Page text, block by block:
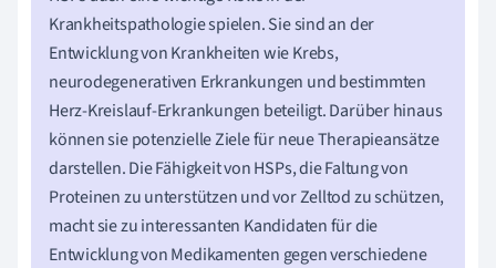
Krankheitspathologie spielen. Sie sind an der
Entwicklung von Krankheiten wie Krebs,
neurodegenerativen Erkrankungen und bestimmten
Herz-Kreislauf-Erkrankungen beteiligt. Darüber hinaus
können sie potenzielle Ziele für neue Therapieansätze
darstellen. Die Fähigkeit von HSPs, die Faltung von
Proteinen zu unterstützen und vor Zelltod zu schützen,
macht sie zu interessanten Kandidaten für die
Entwicklung von Medikamenten gegen verschiedene